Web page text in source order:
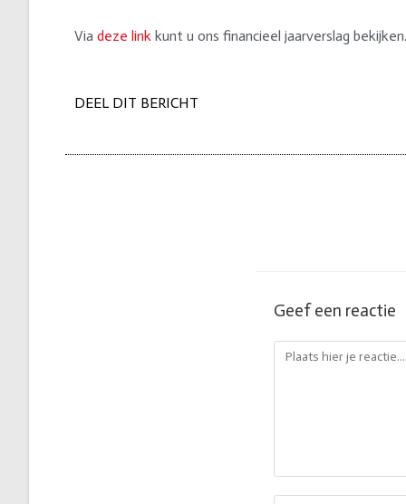
Via deze link kunt u ons financieel jaarverslag bekijken.
DEEL DIT BERICHT
Geef een reactie